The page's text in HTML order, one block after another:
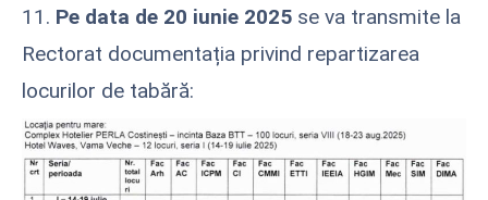
11. Pe data de 20 iunie 2025 se va transmite la
Rectorat documentația privind repartizarea
locurilor de tabără: